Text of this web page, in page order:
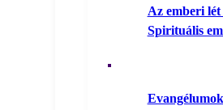
Az emberi
Spirituális
Evangélumok